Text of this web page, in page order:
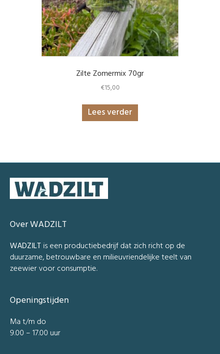
Zilte Zomermix 70gr
€15,00
Lees verder
Over WADZILT
WADZILTis een productiebedrijf dat zich richt op de
duurzame, betrouwbare en milieuvriendelijke teelt van
zeewier voor consumptie.
Openingstijden
Ma t/m do
9.00 – 17.00 uur